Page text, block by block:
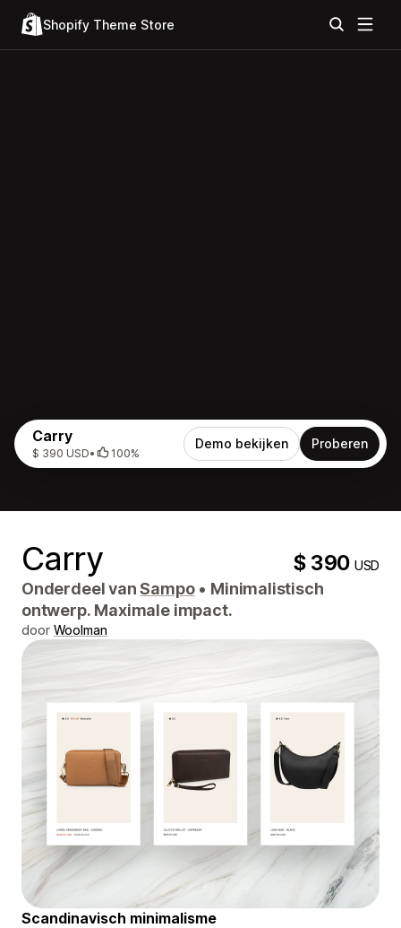
Shopify Theme Store
Carry
$ 390 USD• 100%
Demo bekijken Proberen
Carry $ 390USD
Onderdeel vanSampo • Minimalistisch
ontwerp. Maximale impact.
door Woolman
Scandinavisch minimalisme